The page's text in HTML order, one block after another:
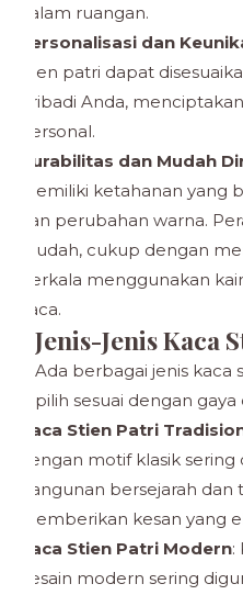
dalam ruangan.
Personalisasi dan
stien patri dapat
pribadi Anda,
personal.
Durabilitas dan Mudah
memiliki ketahanan yang
dan perubahan warna.
mudah, cukup dengan
berkala menggunakan
kaca.
Jenis-Jenis Kaca
Ada berbagai jenis kaca
pilih sesuai dengan
Kaca Stien Patri
dengan motif klasik
bangunan bersejarah
memberikan kesan yang
Kaca Stien Patri Modern:
desain modern sering